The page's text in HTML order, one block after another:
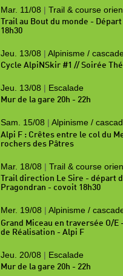
Mar. 11/08 | Trail & course
Trail au Bout du monde -
18h30
Jeu. 13/08 | Alpinisme /
Cycle AlpiNSkir #1 // Soirée
Jeu. 13/08 | Escalade
Mur de la gare 20h - 22h
Sam. 15/08 | Alpinisme /
Alpi F : Crêtes entre le col du
rochers des Pâtres
Mar. 18/08 | Trail & course
Trail direction Le Sire - départ
Pragondran - covoit 18h30
Mer. 19/08 | Alpinisme /
Grand Miceau en traversée O/E
de Réalisation - Alpi F
Jeu. 20/08 | Escalade
Mur de la gare 20h - 22h